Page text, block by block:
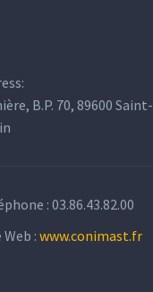
B.P. 70, 89600 Saint-
: 03.86.43.82.00
: www.conimast.fr